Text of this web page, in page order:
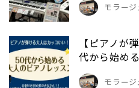
モラー
【ピアノが
代から始め
モラー